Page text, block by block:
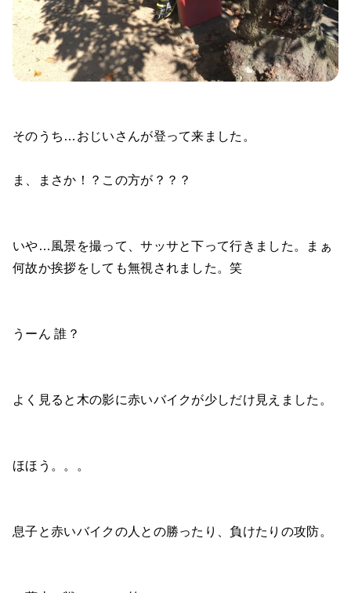
そのうち…おじいさんが登って来ました。
ま、まさか！？この方が？？？
いや…風景を撮って、サッサと下って行きました。まぁ
何故か挨拶をしても無視されました。笑
うーん 誰？
よく見ると木の影に赤いバイクが少しだけ見えました。
ほほう。。。
息子と赤いバイクの人との勝ったり、負けたりの攻防。